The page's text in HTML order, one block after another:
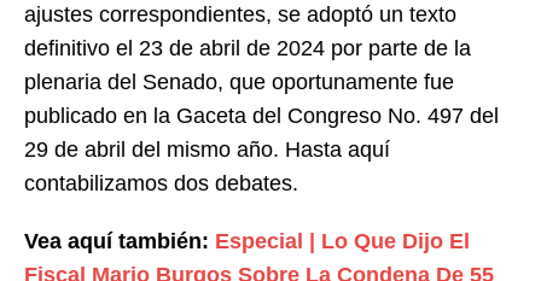
ajustes correspondientes, se adoptó un texto
definitivo el 23 de abril de 2024 por parte de la
plenaria del Senado, que oportunamente fue
publicado en la Gaceta del Congreso No. 497 del
29 de abril del mismo año. Hasta aquí
contabilizamos dos debates.
Vea aquí también: Especial | Lo Que Dijo El
Fiscal Mario Burgos Sobre La Condena De 55